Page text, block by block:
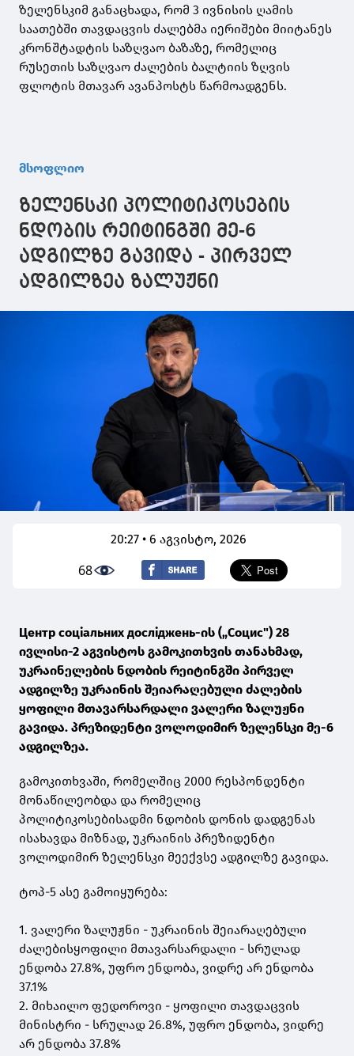
ზელენსკიმ განაცხადა, რომ 3 ივნისის ღამის
საათებში თავდაცვის ძალებმა იერიშები მიიტანეს
კრონშტადტის საზღვაო ბაზაზე, რომელიც
რუსეთის საზღვაო ძალების ბალტიის ზღვის
ფლოტის მთავარ ავანპოსტს წარმოადგენს.
მსოფლიო
ზელენსკი პოლიტიკოსების
ნდობის რეიტინგში მე-6
ადგილზე გავიდა - პირველ
ადგილზეა ზალუჟნი
20:27 • 6 აგვისტო, 2026
68
Центр соціальних досліджень-ის („Социс") 28
ივლისი-2 აგვისტოს გამოკითხვის თანახმად,
უკრაინელების ნდობის რეიტინგში პირველ
ადგილზე უკრაინის შეიარაღებული ძალების
ყოფილი მთავარსარდალი ვალერი ზალუჟნი
გავიდა. პრეზიდენტი ვოლოდიმირ ზელენსკი მე-6
ადგილზეა.
გამოკითხვაში, რომელშიც 2000 რესპონდენტი
მონაწილეობდა და რომელიც
პოლიტიკოსებისადმი ნდობის დონის დადგენას
ისახავდა მიზნად, უკრაინის პრეზიდენტი
ვოლოდიმირ ზელენსკი მეექვსე ადგილზე გავიდა.
ტოპ-5 ასე გამოიყურება:
1. ვალერი ზალუჟნი - უკრაინის შეიარაღებული
ძალებისყოფილი მთავარსარდალი - სრულად
ენდობა 27.8%, უფრო ენდობა, ვიდრე არ ენდობა
37.1%
2. მიხაილო ფედოროვი - ყოფილი თავდაცვის
მინისტრი - სრულად 26.8%, უფრო ენდობა, ვიდრე
არ ენდობა 37.8%